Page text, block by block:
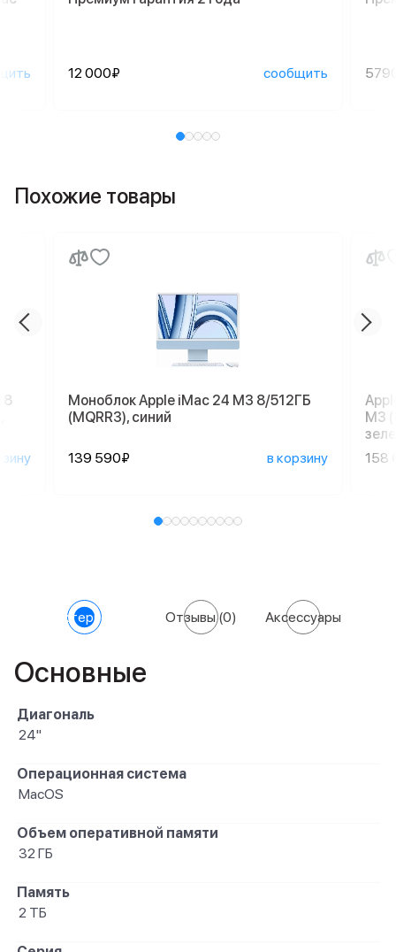
12 000₽ сообщить
Похожие товары
Моноблок Apple iMac 24 M3 8/512ГБ
(MQRR3), синий
139 590₽ в корзину
M3
158
Характеристики Отзывы(0) Аксессуары
Основные
Диагональ
24"
Операционная система
MacOS
Объем оперативной памяти
32 ГБ
Память
2 ТБ